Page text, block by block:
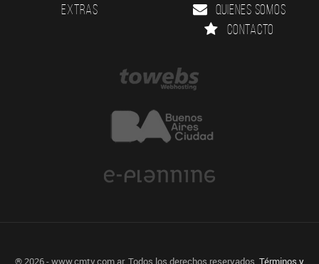
Extras
Quienes somos
Contacto
® 2026 - www.cmtv.com.ar. Todos los derechos reservados. Términos y